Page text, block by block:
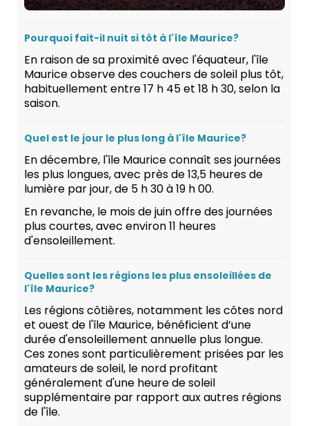
Pourquoi fait-il nuit si tôt à l'île Maurice?
En raison de sa proximité avec l'équateur, l'île
Maurice observe des couchers de soleil plus tôt,
habituellement entre 17 h 45 et 18 h 30, selon la
saison.
Quel est le jour le plus long à l'île Maurice?
En décembre, l'île Maurice connaît ses journées
les plus longues, avec près de 13,5 heures de
lumière par jour, de 5 h 30 à 19 h 00.
En revanche, le mois de juin offre des journées
plus courtes, avec environ 11 heures
d'ensoleillement.
Quelles sont les régions les plus ensoleillées de
l'île Maurice?
Les régions côtières, notamment les côtes nord
et ouest de l'île Maurice, bénéficient d’une
durée d'ensoleillement annuelle plus longue.
Ces zones sont particulièrement prisées par les
amateurs de soleil, le nord profitant
généralement d'une heure de soleil
supplémentaire par rapport aux autres régions
de l'île.